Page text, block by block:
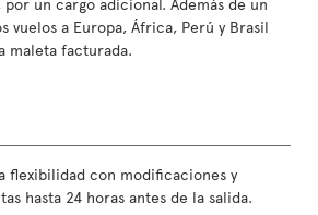
vuelos a Europa, África, Perú y Brasil
maleta facturada.
flexibilidad con modificaciones y
hasta 24 horas antes de la salida.